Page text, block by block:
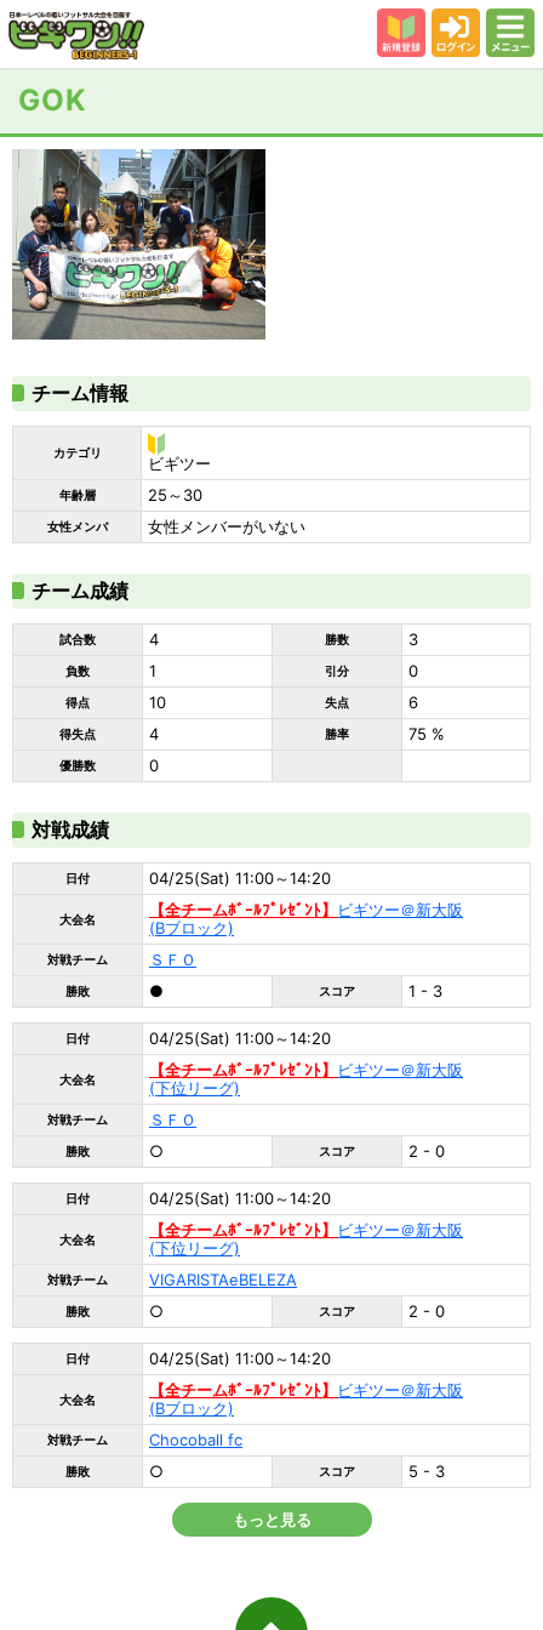
カテゴリー
大会結果
スタッフ紹介
よくある質問
参加者の声
GOK
チーム情報
カテゴリ
ビ
ギ
ツ
ー
ビギツー
年齢層 25～30
女性メンバ 女性メンバーがいない
チーム成績
試合数 4 勝数 3
負数 1 引分 0
得点 10 失点 6
得失点 4 勝率 75 %
優勝数 0
対戦成績
日付 04/25(Sat) 11:00～14:20
大会名 【全チームﾎﾞｰﾙﾌﾟﾚｾﾞﾝﾄ】
ビギツー＠新大阪
(Bブロック)
対戦チーム ＳＦＯ
勝敗 ● スコア 1 - 3
日付 04/25(Sat) 11:00～14:20
大会名 【全チームﾎﾞｰﾙﾌﾟﾚｾﾞﾝﾄ】
ビギツー＠新大阪
(下位リーグ)
対戦チーム ＳＦＯ
勝敗 ○ スコア 2 - 0
日付 04/25(Sat) 11:00～14:20
大会名 【全チームﾎﾞｰﾙﾌﾟﾚｾﾞﾝﾄ】
ビギツー＠新大阪
(下位リーグ)
対戦チーム VIGARISTAeBELEZA
勝敗 ○ スコア 2 - 0
日付 04/25(Sat) 11:00～14:20
大会名 【全チームﾎﾞｰﾙﾌﾟﾚｾﾞﾝﾄ】
ビギツー＠新大阪
(Bブロック)
対戦チーム Chocoball fc
勝敗 ○ スコア 5 - 3
もっと見る